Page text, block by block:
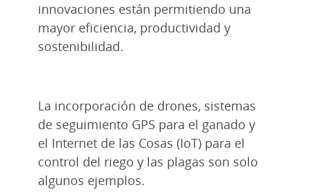
innovaciones están permitiendo una
mayor eficiencia, productividad y
sostenibilidad.
La incorporación de drones, sistemas
de seguimiento GPS para el ganado y
el Internet de las Cosas (IoT) para el
control del riego y las plagas son solo
algunos ejemplos.